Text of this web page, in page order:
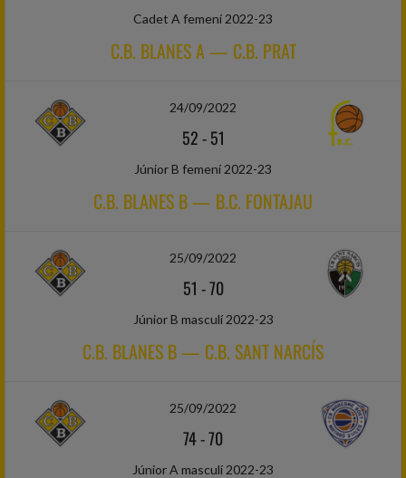
Cadet A femení 2022-23
C.B. BLANES A — C.B. PRAT
24/09/2022
52-51
Júnior B femení 2022-23
C.B. BLANES B — B.C. FONTAJAU
25/09/2022
51 -70
Júnior B masculí 2022-23
C.B. BLANES B — C.B. SANT NARCÍS
25/09/2022
74-70
Júnior A masculí 2022-23